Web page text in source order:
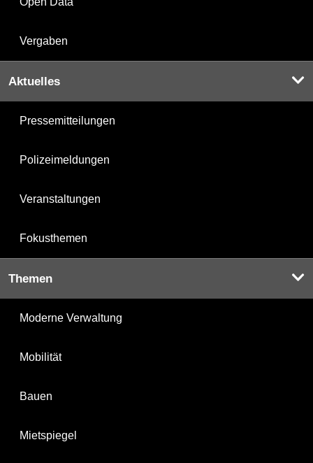
Vergaben
Aktuelles
Pressemitteilungen
Polizeimeldungen
Veranstaltungen
Fokusthemen
Themen
Moderne Verwaltung
Mobilität
Bauen
Mietspiegel